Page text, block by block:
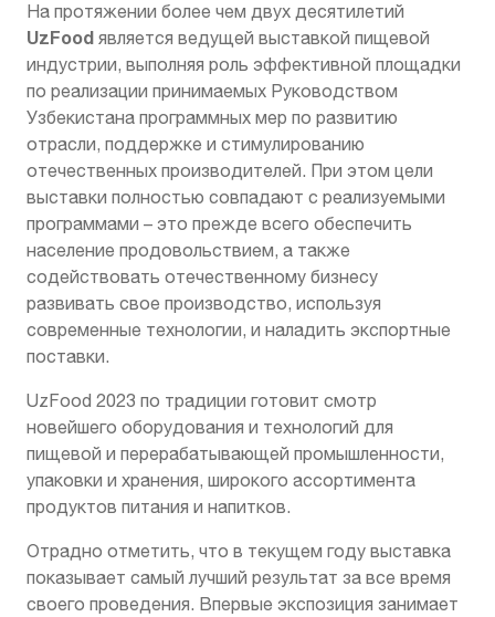
На протяжении более чем двух десятилетий
UzFood является ведущей выставкой пищевой
индустрии, выполняя роль эффективной площадки
по реализации принимаемых Руководством
Узбекистана программных мер по развитию
отрасли, поддержке и стимулированию
отечественных производителей. При этом цели
выставки полностью совпадают с реализуемыми
программами – это прежде всего обеспечить
население продовольствием, а также
содействовать отечественному бизнесу
развивать свое производство, используя
современные технологии, и наладить экспортные
поставки.
UzFood 2023 по традиции готовит смотр
новейшего оборудования и технологий для
пищевой и перерабатывающей промышленности,
упаковки и хранения, широкого ассортимента
продуктов питания и напитков.
Отрадно отметить, что в текущем году выставка
показывает самый лучший результат за все время
своего проведения. Впервые экспозиция занимает